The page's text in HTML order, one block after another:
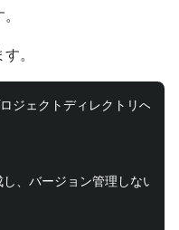
。
ェクトディレクトリへ移動
バージョン管理しないフ